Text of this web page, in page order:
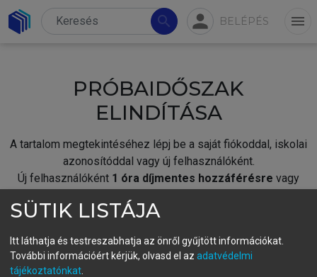
search person BELÉPÉS menu
PRÓBAIDŐSZAK
ELINDÍTÁSA
A tartalom megtekintéséhez lépj be a saját fiókoddal, iskolai
azonosítóddal vagy új felhasználóként.
Új felhasználóként 1 óra díjmentes hozzáférésre vagy
fiókoddal,vagy hozz létre új fiókot.
A regisztráció után apróbaidőszakautomatikusan
SÜTIK LISTÁJA
Itt láthatja és testreszabhatja az önről gyűjtött információkat.
További információért kérjük, olvasd el az adatvédelmi
tájékoztatónkat